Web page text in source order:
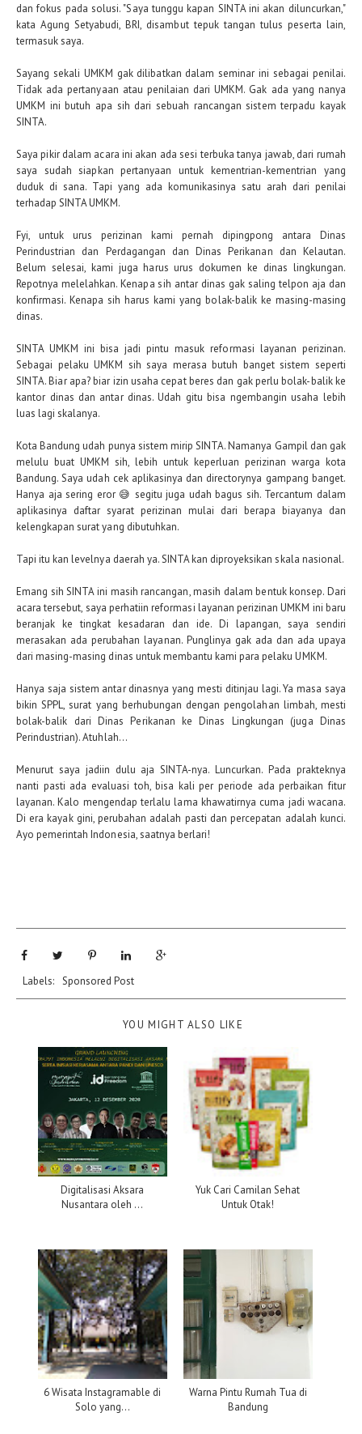
dan fokus pada solusi. "Saya tunggu kapan SINTA ini akan diluncurkan,"
kata Agung Setyabudi, BRI, disambut tepuk tangan tulus peserta lain,
termasuk saya.
Sayang sekali UMKM gak dilibatkan dalam seminar ini sebagai penilai.
Tidak ada pertanyaan atau penilaian dari UMKM. Gak ada yang nanya
UMKM ini butuh apa sih dari sebuah rancangan sistem terpadu kayak
SINTA.
Saya pikir dalam acara ini akan ada sesi terbuka tanya jawab, dari rumah
saya sudah siapkan pertanyaan untuk kementrian-kementrian yang
duduk di sana. Tapi yang ada komunikasinya satu arah dari penilai
terhadap SINTA UMKM.
Fyi, untuk urus perizinan kami pernah dipingpong antara Dinas
Perindustrian dan Perdagangan dan Dinas Perikanan dan Kelautan.
Belum selesai, kami juga harus urus dokumen ke dinas lingkungan.
Repotnya melelahkan. Kenapa sih antar dinas gak saling telpon aja dan
konfirmasi. Kenapa sih harus kami yang bolak-balik ke masing-masing
dinas.
SINTA UMKM ini bisa jadi pintu masuk reformasi layanan perizinan.
Sebagai pelaku UMKM sih saya merasa butuh banget sistem seperti
SINTA. Biar apa? biar izin usaha cepat beres dan gak perlu bolak-balik ke
kantor dinas dan antar dinas. Udah gitu bisa ngembangin usaha lebih
luas lagi skalanya.
Kota Bandung udah punya sistem mirip SINTA. Namanya Gampil dan gak
melulu buat UMKM sih, lebih untuk keperluan perizinan warga kota
Bandung. Saya udah cek aplikasinya dan directorynya gampang banget.
Hanya aja sering eror 😅 segitu juga udah bagus sih. Tercantum dalam
aplikasinya daftar syarat perizinan mulai dari berapa biayanya dan
kelengkapan surat yang dibutuhkan.
Tapi itu kan levelnya daerah ya. SINTA kan diproyeksikan skala nasional.
Emang sih SINTA ini masih rancangan, masih dalam bentuk konsep. Dari
acara tersebut, saya perhatiin reformasi layanan perizinan UMKM ini baru
beranjak ke tingkat kesadaran dan ide. Di lapangan, saya sendiri
merasakan ada perubahan layanan. Punglinya gak ada dan ada upaya
dari masing-masing dinas untuk membantu kami para pelaku UMKM.
Hanya saja sistem antar dinasnya yang mesti ditinjau lagi. Ya masa saya
bikin SPPL, surat yang berhubungan dengan pengolahan limbah, mesti
bolak-balik dari Dinas Perikanan ke Dinas Lingkungan (juga Dinas
Perindustrian). Atuhlah...
Menurut saya jadiin dulu aja SINTA-nya. Luncurkan. Pada prakteknya
nanti pasti ada evaluasi toh, bisa kali per periode ada perbaikan fitur
layanan. Kalo mengendap terlalu lama khawatirnya cuma jadi wacana.
Di era kayak gini, perubahan adalah pasti dan percepatan adalah kunci.
Ayo pemerintah Indonesia, saatnya berlari!
Labels: Sponsored Post
YOU MIGHT ALSO LIKE
Digitalisasi Aksara
Nusantara oleh ...
Yuk Cari Camilan Sehat
Untuk Otak!
6 Wisata Instagramable di
Solo yang...
Warna Pintu Rumah Tua di
Bandung